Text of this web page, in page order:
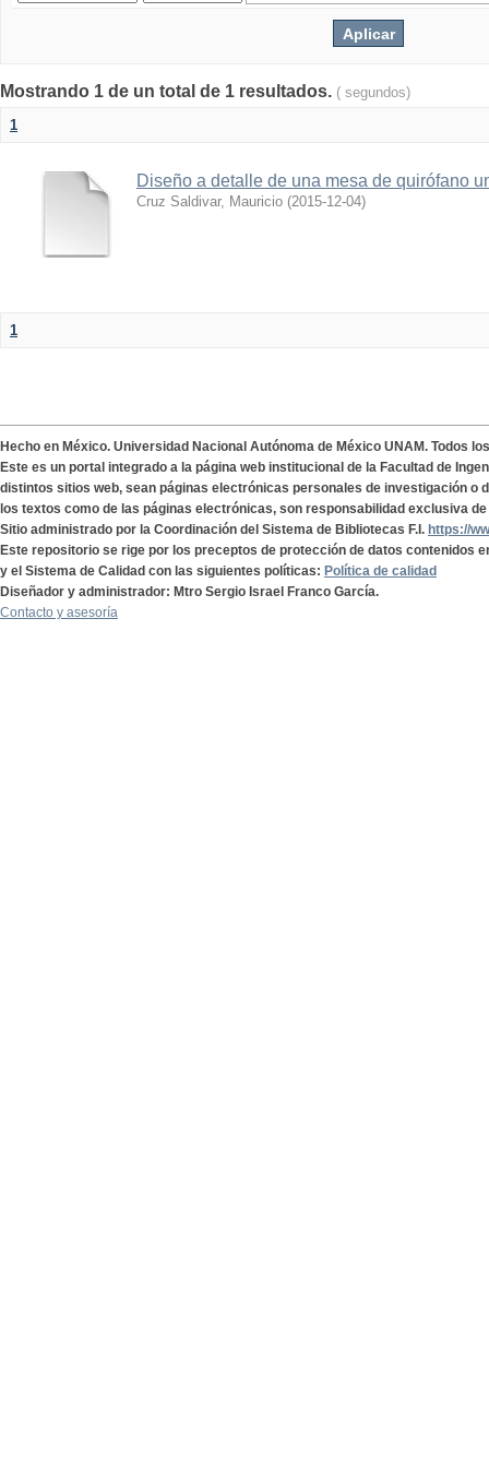
Mostrando 1 de un total de 1 resultados. ( segundos)
1
Diseño a detalle de una mesa de quirófano
Cruz Saldivar, Mauricio (2015-12-04)
1
Hecho en México. Universidad Nacional Autónoma de México UNAM. Todos
Este es un portal integrado a la página web institucional de la Facultad de
distintos sitios web, sean páginas electrónicas personales de investigación o
los textos como de las páginas electrónicas, son responsabilidad exclusiva
Sitio administrado por la Coordinación del Sistema de Bibliotecas F.I. https://
Este repositorio se rige por los preceptos de protección de datos contenidos
y el Sistema de Calidad con las siguientes políticas: Política de calidad
Diseñador y administrador: Mtro Sergio Israel Franco García.
Contacto y asesoría